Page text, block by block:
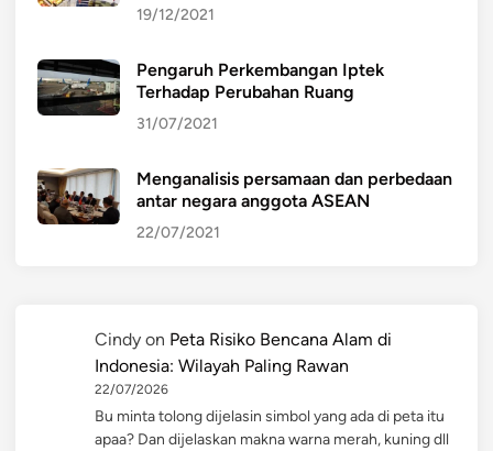
19/12/2021
Pengaruh Perkembangan Iptek
Terhadap Perubahan Ruang
31/07/2021
Menganalisis persamaan dan perbedaan
antar negara anggota ASEAN
22/07/2021
Cindy on Peta Risiko Bencana Alam di
Indonesia: Wilayah Paling Rawan
22/07/2026
Bu minta tolong dijelasin simbol yang ada di peta itu
apaa? Dan dijelaskan makna warna merah, kuning dll